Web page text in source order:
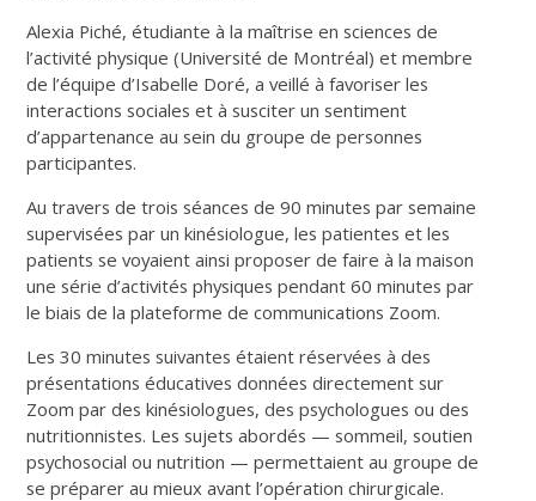
Alexia Piché, étudiante à la maîtrise en sciences de
l’activité physique (Université de Montréal) et membre
de l’équipe d’Isabelle Doré, a veillé à favoriser les
interactions sociales et à susciter un sentiment
d’appartenance au sein du groupe de personnes
participantes.
Au travers de trois séances de 90 minutes par semaine
supervisées par un kinésiologue, les patientes et les
patients se voyaient ainsi proposer de faire à la maison
une série d’activités physiques pendant 60 minutes par
le biais de la plateforme de communications Zoom.
Les 30 minutes suivantes étaient réservées à des
présentations éducatives données directement sur
Zoom par des kinésiologues, des psychologues ou des
nutritionnistes. Les sujets abordés — sommeil, soutien
psychosocial ou nutrition — permettaient au groupe de
se préparer au mieux avant l’opération chirurgicale.